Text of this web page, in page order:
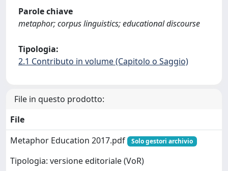
Parole chiave
metaphor; corpus linguistics; educational discourse
Tipologia:
2.1 Contributo in volume (Capitolo o Saggio)
File in questo prodotto:
File
Metaphor Education 2017.pdf
Solo gestori archivio
Tipologia: versione editoriale (VoR)